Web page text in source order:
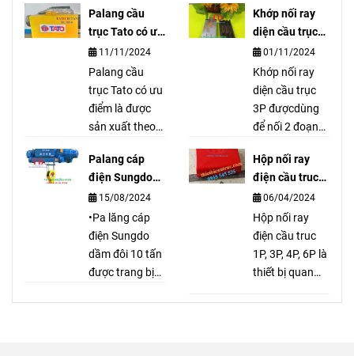
trong hệ
thống cầu
trục, dùng
để truyền
dẫn cũng
như cấp
điện cho
mô tơ, pa
lăng.
cầu trục cổng
trục palang
thiết bị nâng hạ
nặng, ép đắp
tán dán các
loại bố.
Palang cầu
trục Tato có ưu
điểm gì ?
11/11/2024
Palang cầu
trục Tato có ưu
điểm là được
sản xuất theo
Nhật Bản, đó
đó Palang cầu
trục Tato có độ
bền cao và
chất lượng luôn
ổn định từ
nhiều năm qua.
Khớp nối ray
diện cầu trục
3P là gì?
01/11/2024
Khớp nối ray
diện cầu trục
3P đượcdùng
để nối 2 đoạn
nhau nhưng
đảm bảo chổi
quét điện hoạt
động tốt. Khớp
nối ray diện cầu
trục 3P hàng
có sẳn tại kho
Palang cáp
điện Sungdo
10 tấn có đặc
điểm gì?
15/08/2024
•Pa lăng cáp
điện Sungdo
dầm đôi 10 tấn
được trang bị
Hộp nối ray
điện cầu truc
1P, 3P, 4P, 6P là
gì?
06/04/2024
Hộp nối ray
điện cầu truc
1P, 3P, 4P, 6P là
thiết bị quan